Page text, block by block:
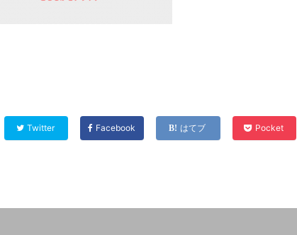
Twitter Facebook はてブ Pocket